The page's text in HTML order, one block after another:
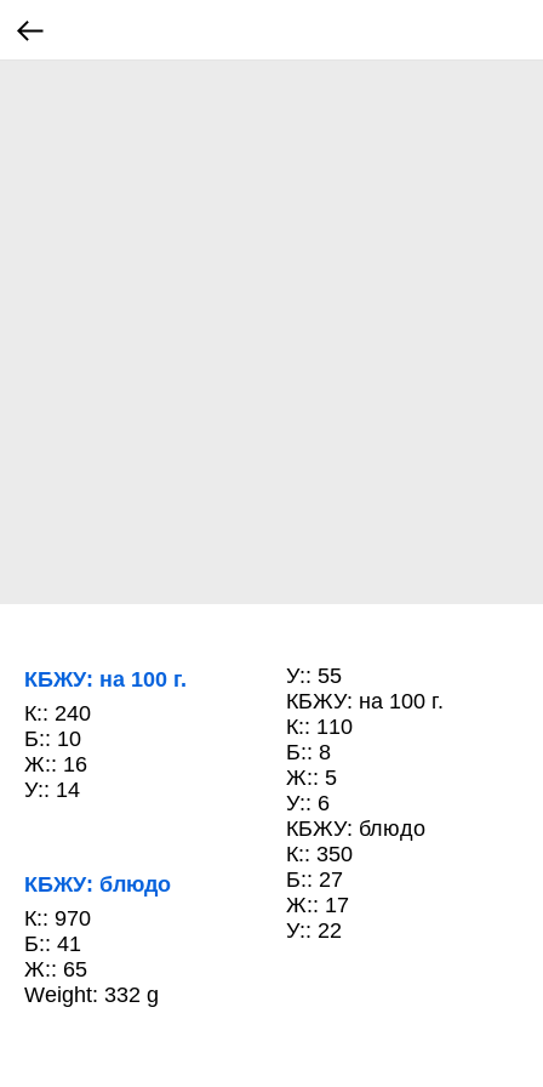
КБЖУ: на 100 г.
К:: 240
Б:: 10
Ж:: 16
У:: 14
КБЖУ: блюдо
К:: 970
Б:: 41
Ж:: 65
У:: 55
КБЖУ: на 100 г.
К:: 110
Б:: 8
Ж:: 5
У:: 6
КБЖУ: блюдо
К:: 350
Б:: 27
Ж:: 17
У:: 22
Weight: 332 g